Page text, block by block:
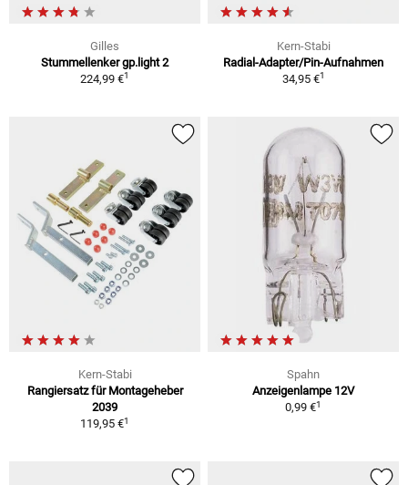
Gilles
Stummellenker gp.light 2
224,99 €1
Kern-Stabi
Radial-Adapter/Pin-Aufnahmen
34,95 €1
Kern-Stabi
Rangiersatz für Montageheber
2039
119,95 €1
Spahn
Anzeigenlampe 12V
0,99 €1